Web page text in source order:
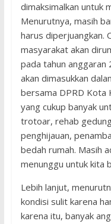
dimaksimalkan untuk
Menurutnya, masih
harus diperjuangkan.
masyarakat akan
pada tahun
akan dimasukkan
bersama DPRD Kota
yang cukup banyak
trotoar, rehab
penghijauan,
bedah rumah. Masih
menunggu untuk kita
Lebih lanjut,
kondisi sulit karena
karena itu, banyak